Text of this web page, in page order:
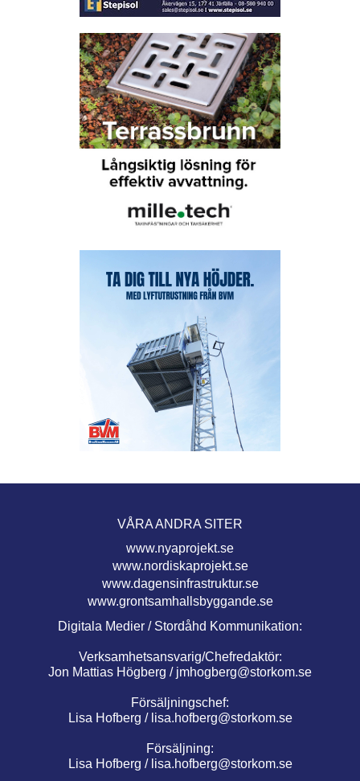
VÅRA ANDRA SITER
www.nyaprojekt.se
www.nordiskaprojekt.se
www.dagensinfrastruktur.se
www.grontsamhallsbyggande.se
Digitala Medier / Stordåhd Kommunikation:
Verksamhetsansvarig/Chefredaktör:
Jon Mattias Högberg / jmhogberg@storkom.se
Försäljningschef:
Lisa Hofberg / lisa.hofberg@storkom.se
Försäljning:
Lisa Hofberg / lisa.hofberg@storkom.se